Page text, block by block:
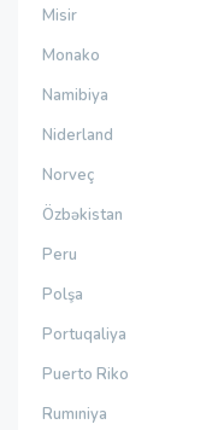
Misir
Monako
Namibiya
Niderland
Norveç
Özbəkistan
Peru
Polşa
Portuqaliya
Puerto Riko
Rumıniya